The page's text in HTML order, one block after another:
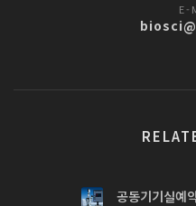
E-
공동기기실예